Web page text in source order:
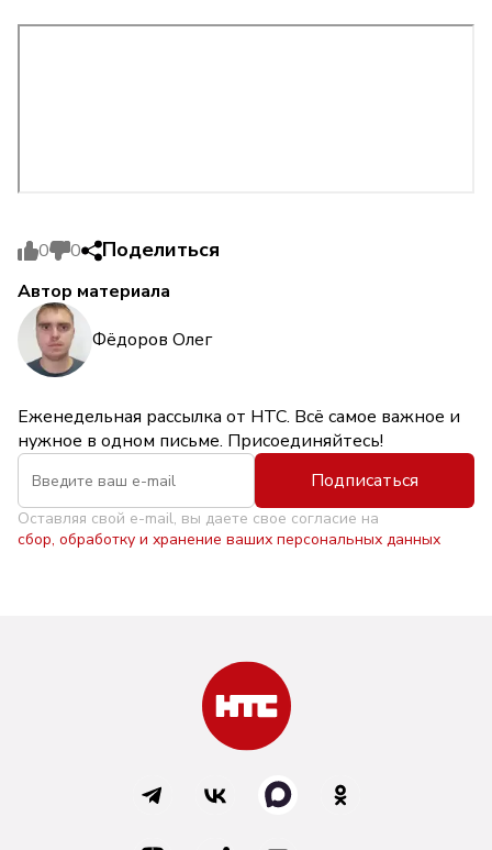
0 0 Поделиться
Автор материала
Фёдоров Олег
Еженедельная рассылка от НТС. Всё самое важное и
нужное в одном письме. Присоединяйтесь!
Подписаться
Оставляя свой e-mail, вы даете свое согласие на
сбор, обработку и хранение ваших персональных данных